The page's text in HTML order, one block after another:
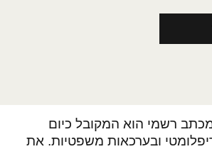
רשמי הוא המקובל כיום
ובערכאות משפטיות. את